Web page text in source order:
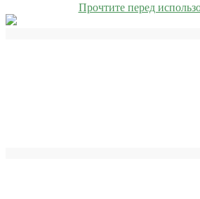
Прочтите перед